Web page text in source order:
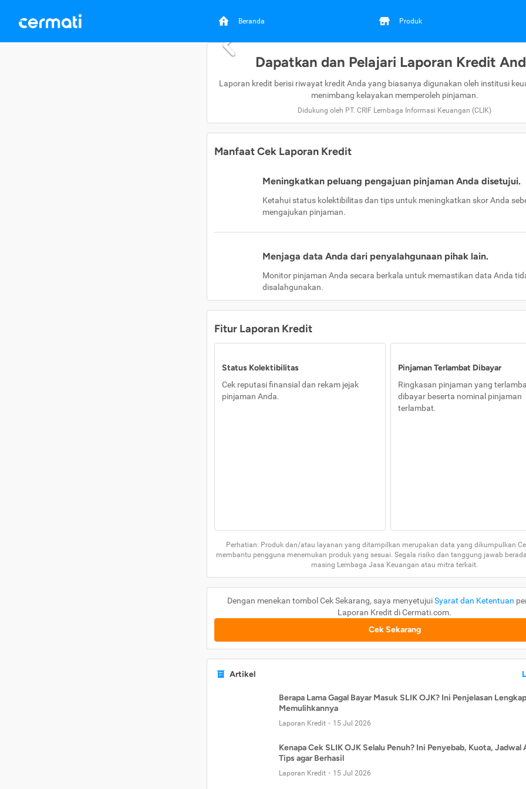
Beranda Produk
Dapatkan dan Pelajari Laporan Kredit
Laporan kredit berisi riwayat kredit Anda yang biasanya digunakan oleh institusi
menimbang kelayakan memperoleh pinjaman.
Didukung oleh PT. CRIF Lembaga Informasi Keuangan (CLIK)
Manfaat Cek Laporan Kredit
Meningkatkan peluang pengajuan pinjaman Anda disetujui.
Ketahui status kolektibilitas dan tips untuk meningkatkan skor Anda
mengajukan pinjaman.
Menjaga data Anda dari penyalahgunaan pihak lain.
Monitor pinjaman Anda secara berkala untuk memastikan data Anda
disalahgunakan.
Fitur Laporan Kredit
Status Kolektibilitas
Cek reputasi finansial dan rekam jejak
pinjaman Anda.
Pinjaman Terlambat Dibayar
Ringkasan pinjaman yang
dibayar beserta nominal pinjaman
terlambat.
Perhatian: Produk dan/atau layanan yang ditampilkan merupakan data yang dikumpulkan
membantu pengguna menemukan produk yang sesuai. Segala risiko dan tanggung jawab
masing Lembaga Jasa Keuangan atau mitra terkait.
Dengan menekan tombol Cek Sekarang, saya menyetujuiSyarat dan Ketentuan
Laporan Kredit di Cermati.com.
Cek Sekarang
Artikel
Berapa Lama Gagal Bayar Masuk SLIK OJK? Ini Penjelasan
Memulihkannya
Laporan Kredit 15 Jul 2026
Kenapa Cek SLIK OJK Selalu Penuh? Ini Penyebab, Kuota, Jadwal
Tips agar Berhasil
Laporan Kredit 15 Jul 2026